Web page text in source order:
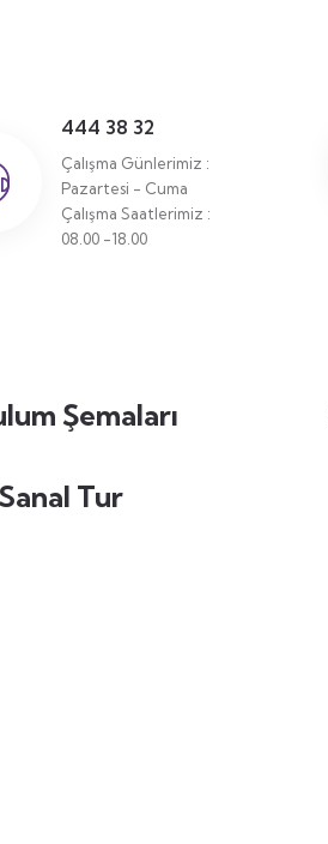
444 38 32
Çalışma Günlerimiz :
Pazartesi - Cuma
Çalışma Saatlerimiz :
08.00 -18.00
Şemaları
Tur